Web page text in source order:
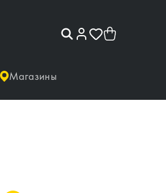
Магазины